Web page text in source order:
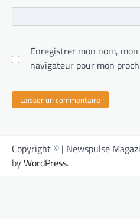
Enregistrer mon nom,
navigateur pour mon
Copyright © | Newspulse
byWordPress.